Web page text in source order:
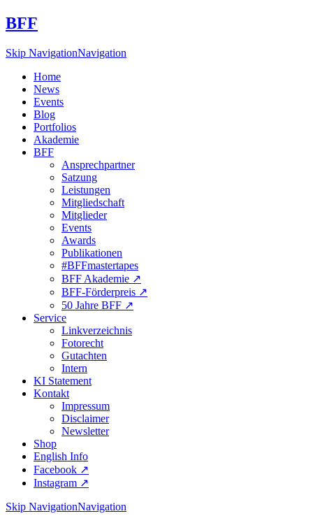
BFF
Skip NavigationNavigation
Home
News
Events
Blog
Portfolios
Akademie
BFF
Ansprechpartner
Satzung
Leistungen
Mitgliedschaft
Mitglieder
Events
Awards
Publikationen
#BFFmastertapes
BFF Akademie ↗︎
BFF-Förderpreis ↗︎
50 Jahre BFF ↗︎
Service
Linkverzeichnis
Fotorecht
Gutachten
Intern
KI Statement
Kontakt
Impressum
Disclaimer
Newsletter
Shop
English Info
Facebook ↗︎
Instagram ↗︎
Skip NavigationNavigation